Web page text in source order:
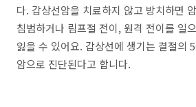
다. 갑상선암을 치료하지 않고 방치하면
침범하거나 림프절 전이, 원격 전이를 일
잃을 수 있어요. 갑상선에 생기는 결절의
암으로 진단된다고 합니다.